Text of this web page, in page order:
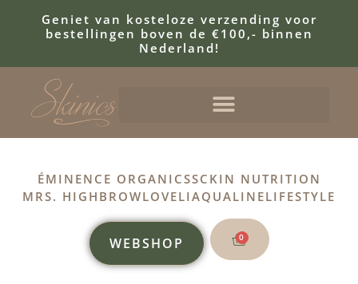
Geniet van kosteloze verzending voor
bestellingen boven de €100,- binnen
Nederland!
ÉMINENCE ORGANICSSCKIN NUTRITION
MRS. HIGHBROWLOVELIAQUALINELIFESTYLE
WEBSHOP 0